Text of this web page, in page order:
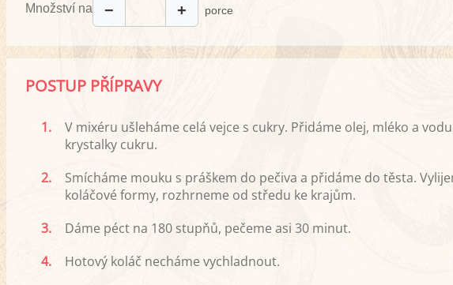
Množství na − + porce
POSTUP PŘÍPRAVY
1.
V mixéru ušleháme celá vejce s cukry. Přidáme olej, mléko a
krystalky cukru.
2.
Smícháme mouku s práškem do pečiva a přidáme do těsta.
koláčové formy, rozhrneme od středu ke krajům.
3.
Dáme péct na 180 stupňů, pečeme asi 30 minut.
4.
Hotový koláč necháme vychladnout.